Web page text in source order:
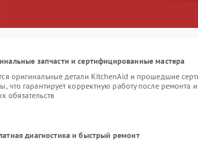
запчасти и сертифицированные мастера
оригинальные детали KitchenAid и прошедшие
что гарантирует корректную работу после ремонта
обязательств
диагностика и быстрый ремонт